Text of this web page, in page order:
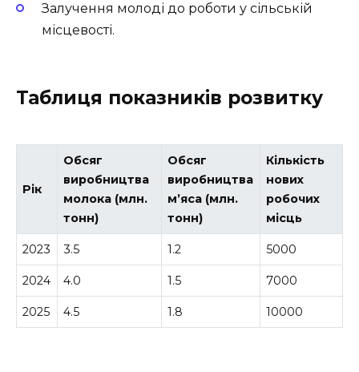
Залучення молоді до роботи у сільській
місцевості.
Таблиця показників розвитку
Рік
Обсяг
виробництва
молока (млн.
тонн)
Обсяг
виробництва
м’яса (млн.
тонн)
Кількість
нових
робочих
місць
2023 3.5 1.2 5000
2024 4.0 1.5 7000
2025 4.5 1.8 10000